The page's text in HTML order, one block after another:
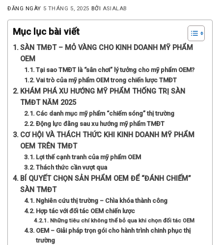
ĐĂNG NGÀY 5 THÁNG 5, 2025 BỞI ASIALAB
Mục lục bài viết
SÀN TMĐT – MỎ VÀNG CHO KINH DOANH MỸ PHẨM
OEM
Tại sao TMĐT là “sân chơi” lý tưởng cho mỹ phẩm OEM?
Vai trò của mỹ phẩm OEM trong chiến lược TMĐT
KHÁM PHÁ XU HƯỚNG MỸ PHẨM THỐNG TRỊ SÀN
TMĐT NĂM 2025
Các danh mục mỹ phẩm “chiếm sóng” thị trường
Động lực đằng sau xu hướng mỹ phẩm TMĐT
CƠ HỘI VÀ THÁCH THỨC KHI KINH DOANH MỸ PHẨM
OEM TRÊN TMĐT
Lợi thế cạnh tranh của mỹ phẩm OEM
Thách thức cần vượt qua
BÍ QUYẾT CHỌN SẢN PHẨM OEM ĐỂ “ĐÁNH CHIẾM”
SÀN TMĐT
Nghiên cứu thị trường – Chìa khóa thành công
Hợp tác với đối tác OEM chiến lược
Những tiêu chí không thể bỏ qua khi chọn đối tác OEM
OEM – Giải pháp trọn gói cho hành trình chinh phục thị
trường